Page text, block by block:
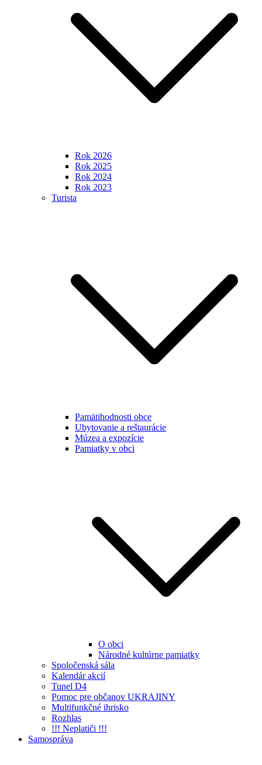
Rok 2026
Rok 2025
Rok 2024
Rok 2023
Turista
Pamätihodnosti obce
Ubytovanie a reštaurácie
Múzea a expozície
Pamiatky v obci
O obci
Národné kultúrne pamiatky
Spoločenská sála
Kalendár akcií
Tunel D4
Pomoc pre občanov UKRAJINY
Multifunkčné ihrisko
Rozhlas
!!! Neplatiči !!!
Samospráva